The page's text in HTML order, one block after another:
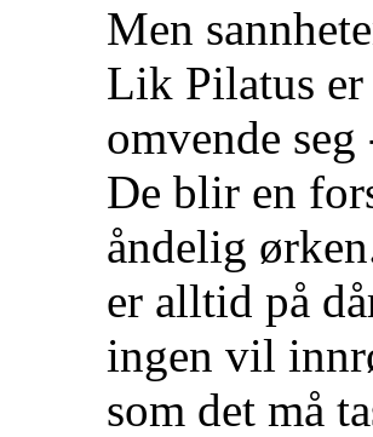
Men
Lik Pilatus
omvende
De blir en
åndelig
er alltid på
ingen vil
som det må